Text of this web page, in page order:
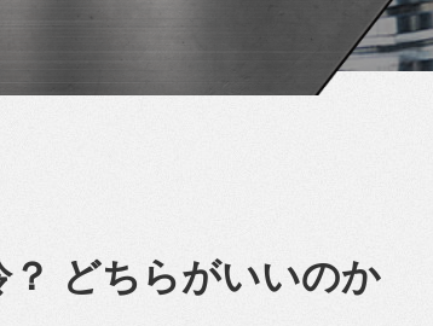
？ どちらがいいのか